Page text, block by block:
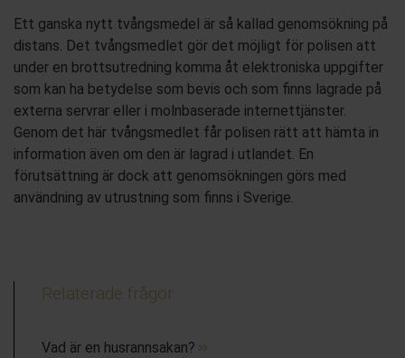
Ett ganska nytt tvångsmedel är så kallad genomsökning på
distans. Det tvångsmedlet gör det möjligt för polisen att
under en brottsutredning komma åt elektroniska uppgifter
som kan ha betydelse som bevis och som finns lagrade på
externa servrar eller i molnbaserade internettjänster.
Genom det här tvångsmedlet får polisen rätt att hämta in
information även om den är lagrad i utlandet. En
förutsättning är dock att genomsökningen görs med
användning av utrustning som finns i Sverige.
Relaterade frågor
Vad är en husrannsakan?